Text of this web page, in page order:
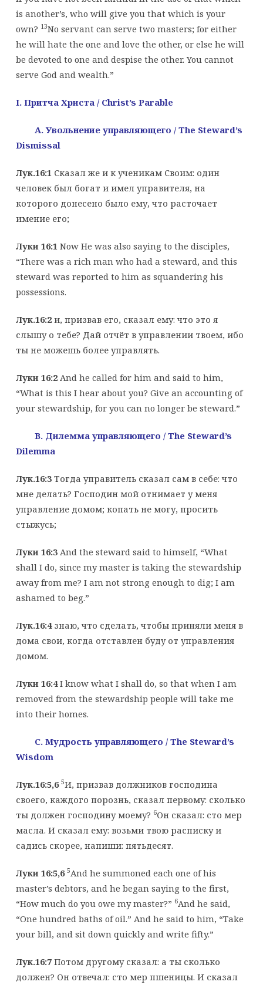
is another’s, who will give you that which is your
own? 13No servant can serve two masters; for either
he will hate the one and love the other, or else he will
be devoted to one and despise the other. You cannot
serve God and wealth.”
I. Притча Христа / Christ’s Parable
A. Увольнение управляющего / The Steward’s
Dismissal
Лук.16:1 Сказал же и к ученикам Своим: один
человек был богат и имел управителя, на
которого донесено было ему, что расточает
имение его;
Луки 16:1 Now He was also saying to the disciples,
“There was a rich man who had a steward, and this
steward was reported to him as squandering his
possessions.
Лук.16:2 и, призвав его, сказал ему: что это я
слышу о тебе? Дай отчёт в управлении твоем, ибо
ты не можешь более управлять.
Луки 16:2And he called for him and said to him,
“What is this I hear about you? Give an accounting of
your stewardship, for you can no longer be steward.”
B. Дилемма управляющего / The Steward’s
Dilemma
Лук.16:3 Тогда управитель сказал сам в себе: что
мне делать? Господин мой отнимает у меня
управление домом; копать не могу, просить
стыжусь;
Луки 16:3And the steward said to himself, “What
shall I do, since my master is taking the stewardship
away from me? I am not strong enough to dig; I am
ashamed to beg.”
Лук.16:4 знаю, что сделать, чтобы приняли меня в
дома свои, когда отставлен буду от управления
домом.
Луки 16:4I know what I shall do, so that when I am
removed from the stewardship people will take me
into their homes.
C. Мудрость управляющего / The Steward’s
Wisdom
Лук.16:5,6 5И, призвав должников господина
своего, каждого порознь, сказал первому: сколько
ты должен господину моему? 6Он сказал: сто мер
масла. И сказал ему: возьми твою расписку и
садись скорее, напиши: пятьдесят.
Луки 16:5,6 5And he summoned each one of his
master’s debtors, and he began saying to the first,
“How much do you owe my master?” 6And he said,
“One hundred baths of oil.” And he said to him, “Take
your bill, and sit down quickly and write fifty.”
Лук.16:7 Потом другому сказал: а ты сколько
должен? Он отвечал: сто мер пшеницы. И сказал